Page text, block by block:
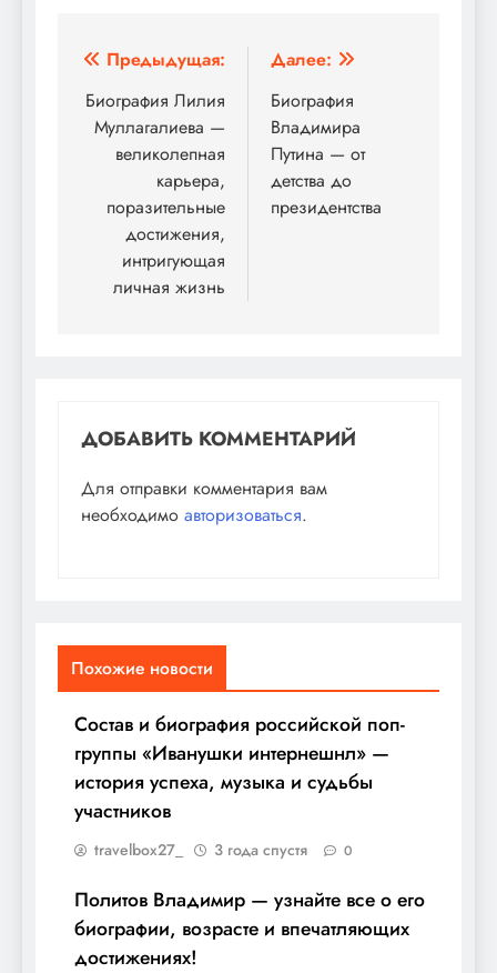
Навигация
по
записям
Предыдущая:
Биография Лилия
Муллагалиева —
великолепная
карьера,
поразительные
достижения,
интригующая
личная жизнь
Далее:
Биография
Владимира
Путина — от
детства до
президентства
ДОБАВИТЬ КОММЕНТАРИЙ
Для отправки комментария вам
необходимо авторизоваться.
Похожие новости
Состав и биография российской поп-
группы «Иванушки интернешнл» —
история успеха, музыка и судьбы
участников
travelbox27_ 3 года спустя 0
Политов Владимир — узнайте все о его
биографии, возрасте и впечатляющих
достижениях!